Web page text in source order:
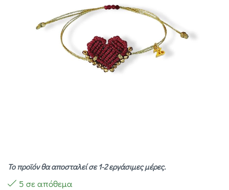
Το προϊόν θα αποσταλεί σε 1-2 εργάσιμες μέρες.
5 σε απόθεμα